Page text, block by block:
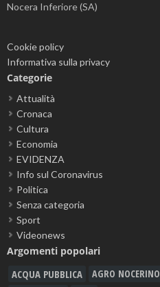
Nocera Inferiore (SA)
Cookie policy
Informativa sulla privacy
Categorie
Attualità
Cronaca
Cultura
Economia
EVIDENZA
Info sul Coronavirus
Politica
Senza categoria
Sport
Videonews
Argomenti popolari
ACQUA PUBBLICA AGRO NOCERINO